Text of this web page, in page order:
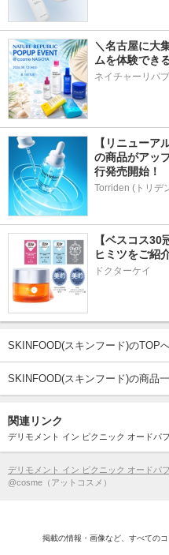
＼名古屋に大
ムを体験でき
ネイチャーリパ
【リニューア
の商品がアッ
行発売開始！
Torriden (トリデ
【ベスコス
ヒミツをご紹
ドクターケイ
SKINFOOD(スキンフード)のTOP
SKINFOOD(スキンフード)の商品
関連リンク
デリモメント イン ピクニック オードパ
デリモメント イン ピクニック オードパ
@cosme（アットコスメ）
掲載の情報・画像など、すべての